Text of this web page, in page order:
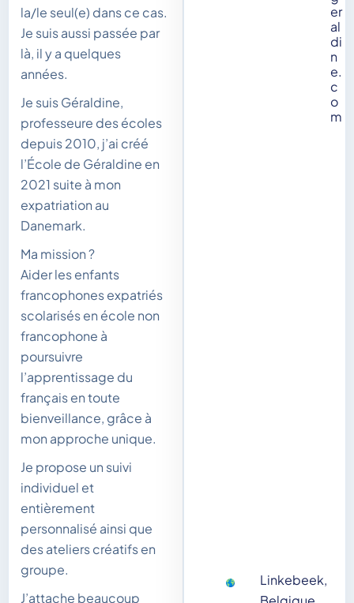
la/le seul(e) dans ce cas.
Je suis aussi passée par
là, il y a quelques
années.
Je suis Géraldine,
professeure des écoles
depuis 2010, j’ai créé
l’École de Géraldine en
2021 suite à mon
expatriation au
Danemark.
Ma mission ?
Aider les enfants
francophones expatriés
scolarisés en école non
francophone à
poursuivre
l’apprentissage du
français en toute
bienveillance, grâce à
mon approche unique.
Je propose un suivi
individuel et
entièrement
personnalisé ainsi que
des ateliers créatifs en
groupe.
J’attache beaucoup
Linkebeek,
er
al
di
n
e.
c
o
m